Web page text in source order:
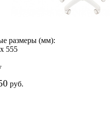
размеры (мм):
х 555
руб.